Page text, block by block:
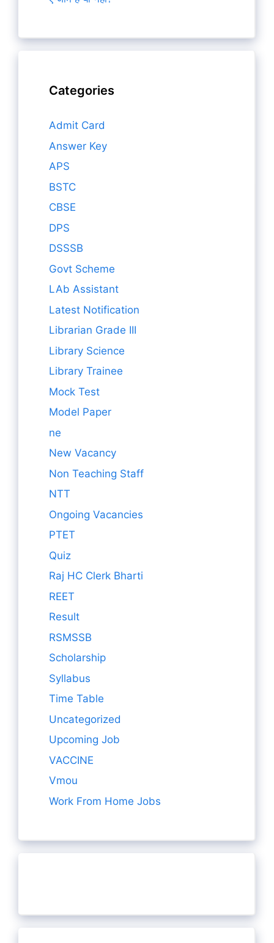
Categories
Admit Card
Answer Key
APS
BSTC
CBSE
DPS
DSSSB
Govt Scheme
LAb Assistant
Latest Notification
Librarian Grade III
Library Science
Library Trainee
Mock Test
Model Paper
ne
New Vacancy
Non Teaching Staff
NTT
Ongoing Vacancies
PTET
Quiz
Raj HC Clerk Bharti
REET
Result
RSMSSB
Scholarship
Syllabus
Time Table
Uncategorized
Upcoming Job
VACCINE
Vmou
Work From Home Jobs